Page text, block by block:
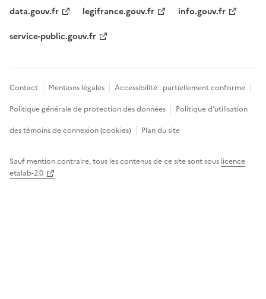
data.gouv.fr legifrance.gouv.fr
info.gouv.fr
service-public.gouv.fr
Contact Mentions légales
Accessibilité : partiellement conforme
Politique générale de protection des données
Politique d’utilisation
des témoins de connexion (cookies)
Plan du site
Sauf mention contraire, tous les contenus de ce site sont sous licence
etalab-2.0